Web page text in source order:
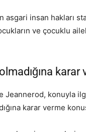
asgari insan hakları
ve çocuklu
konuyla
karar verme